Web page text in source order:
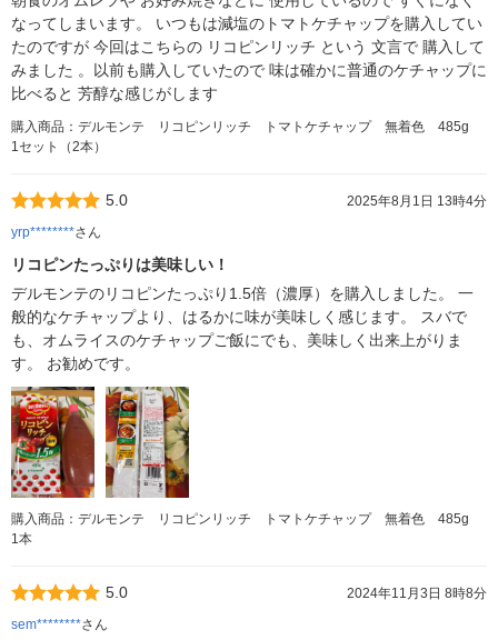
なってしまいます。 いつもは減塩のトマトケチャップを購入してい
たのですが 今回はこちらの リコピンリッチ という 文言で 購入して
みました 。以前も購入していたので 味は確かに普通のケチャップに
比べると 芳醇な感じがします
購入商品：デルモンテ リコピンリッチ トマトケチャップ 無着色 485g
1セット（2本）
5.0
2025年8月1日 13時4分
yrp********さん
リコピンたっぷりは美味しい！
デルモンテのリコピンたっぷり1.5倍（濃厚）を購入しました。 一
般的なケチャップより、はるかに味が美味しく感じます。 スバで
も、オムライスのケチャップご飯にでも、美味しく出来上がりま
す。 お勧めです。
購入商品：デルモンテ リコピンリッチ トマトケチャップ 無着色 485g
1本
5.0
2024年11月3日 8時8分
sem********さん